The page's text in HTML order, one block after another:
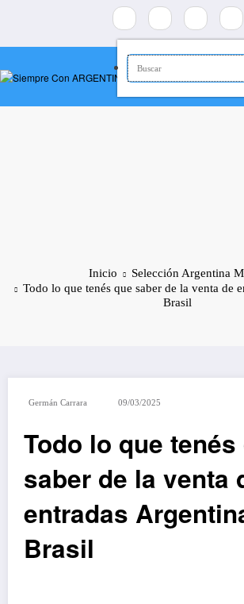
Inicio
Selección Argentina
Todo lo que tenés que saber de la venta de
Brasil
Germán Carrara 09/03/2025
Todo lo que tenés
saber de la venta
entradas
Brasil